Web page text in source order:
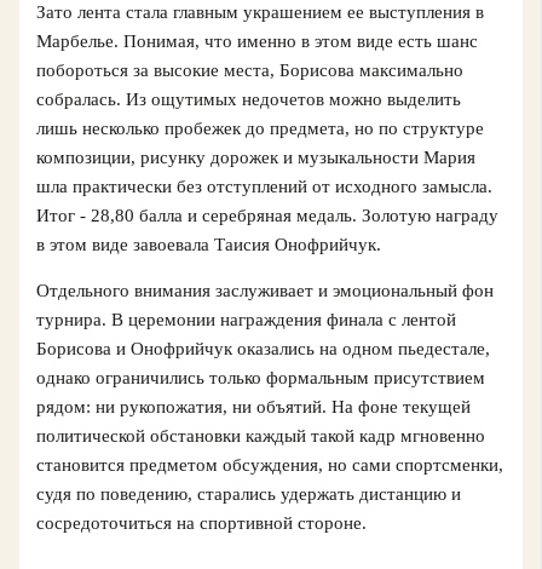
Зато лента стала главным украшением ее выступления в
Марбелье. Понимая, что именно в этом виде есть шанс
побороться за высокие места, Борисова максимально
собралась. Из ощутимых недочетов можно выделить
лишь несколько пробежек до предмета, но по структуре
композиции, рисунку дорожек и музыкальности Мария
шла практически без отступлений от исходного замысла.
Итог - 28,80 балла и серебряная медаль. Золотую награду
в этом виде завоевала Таисия Онофрийчук.
Отдельного внимания заслуживает и эмоциональный фон
турнира. В церемонии награждения финала с лентой
Борисова и Онофрийчук оказались на одном пьедестале,
однако ограничились только формальным присутствием
рядом: ни рукопожатия, ни объятий. На фоне текущей
политической обстановки каждый такой кадр мгновенно
становится предметом обсуждения, но сами спортсменки,
судя по поведению, старались удержать дистанцию и
сосредоточиться на спортивной стороне.